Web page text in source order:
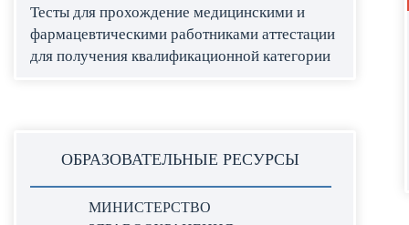
Тесты для прохождение медицинскими и
фармацевтическими работниками аттестации
для получения квалификационной категории
ОБРАЗОВАТЕЛЬНЫЕ РЕСУРСЫ
МИНИСТЕРСТВО